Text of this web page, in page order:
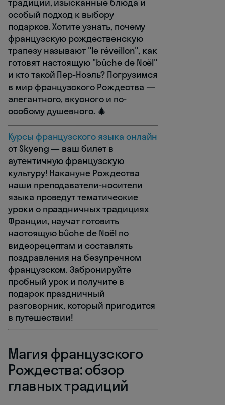
особый подход к выбору
подарков. Хотите узнать, почему
французскую рождественскую
трапезу называют "le réveillon", как
готовят настоящую "bûche de Noël"
и кто такой Пер-Ноэль? Погрузимся
в мир французского Рождества —
элегантного, вкусного и по-
особому душевного. 🎄
Курсы французского языка онлайн
от Skyeng — ваш билет в
аутентичную французскую
культуру! Накануне Рождества
наши преподаватели-носители
языка проведут тематические
уроки о праздничных традициях
Франции, научат готовить
настоящую bûche de Noël по
видеорецептам и составлять
поздравления на безупречном
французском. Забронируйте
пробный урок и получите в
подарок праздничный
разговорник, который пригодится
в путешествии!
Магия французского
Рождества: обзор
главных традиций